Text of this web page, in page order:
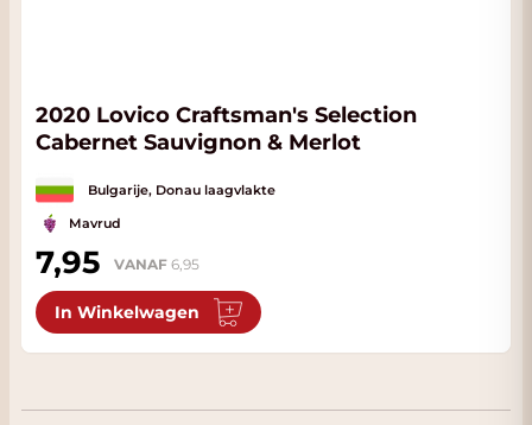
2020 Lovico Craftsman's Selection
Cabernet Sauvignon & Merlot
Bulgarije, Donau laagvlakte
Mavrud
7,95 VANAF 6,95
In Winkelwagen